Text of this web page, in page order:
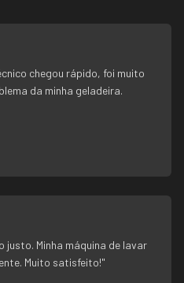
chegou rápido, foi muito
da minha geladeira.
justo. Minha máquina de lavar
Muito satisfeito!"